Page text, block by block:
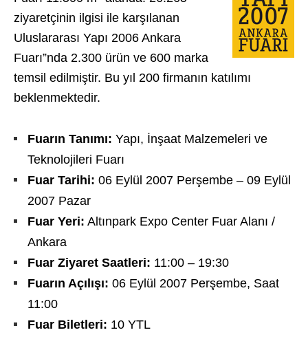
ziyaretçinin ilgisi ile karşılanan
Uluslararası Yapı 2006 Ankara
Fuarı”nda 2.300 ürün ve 600 marka
temsil edilmiştir. Bu yıl 200 firmanın katılımı
beklenmektedir.
Fuarın Tanımı: Yapı, İnşaat Malzemeleri ve
Teknolojileri Fuarı
Fuar Tarihi: 06 Eylül 2007 Perşembe – 09 Eylül
2007 Pazar
Fuar Yeri: Altınpark Expo Center Fuar Alanı /
Ankara
Fuar Ziyaret Saatleri: 11:00 – 19:30
Fuarın Açılışı: 06 Eylül 2007 Perşembe, Saat
11:00
Fuar Biletleri: 10 YTL